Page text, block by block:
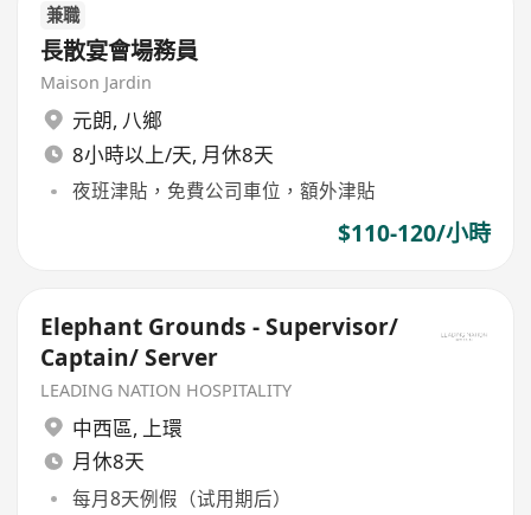
兼職
長散宴會場務員
Maison Jardin
元朗, 八鄉
8小時以上/天, 月休8天
夜班津貼，免費公司車位，額外津貼
$110-120/小時
Elephant Grounds - Supervisor/
Captain/ Server
LEADING NATION HOSPITALITY
中西區, 上環
月休8天
每月8天例假（试用期后）